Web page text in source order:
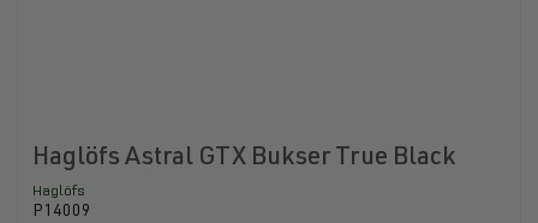
Haglöfs Astral GTX Bukser True Black
Haglöfs
P14009